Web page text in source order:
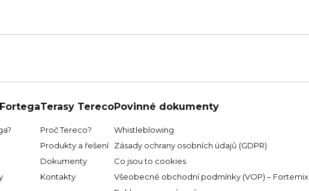
Terasy Tereco
Proč Tereco?
Produkty a řešení
Dokumenty
Kontakty
Povinné dokumenty
Whistleblowing
Zásady ochrany osobních údajů (GDPR)
Co jsou to cookies
Všeobecné obchodní podmínky (VOP) – Fortemix